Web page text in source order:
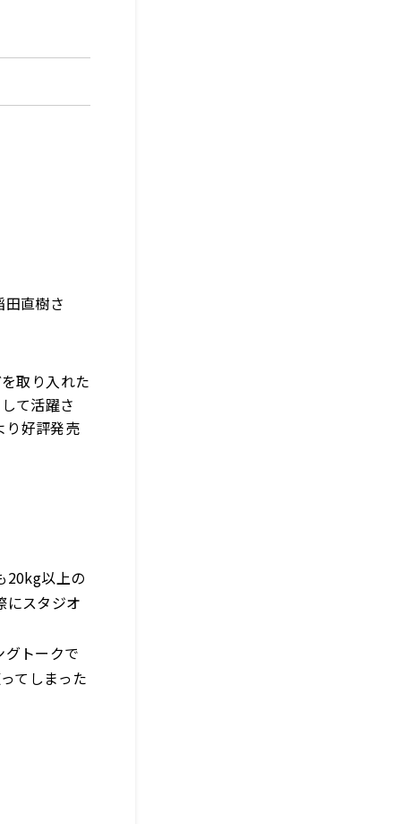
直樹さ
取り入れた
て活躍さ
り好評発売
20kg以上の
にスタジオ
トークで
てしまった